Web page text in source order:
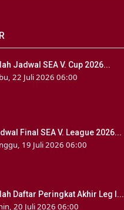
Jadwal SEA V. Cup 2026...
22 Juli 2026 06:00
Final SEA V. League 2026...
19 Juli 2026 06:00
Daftar Peringkat Akhir Leg I...
20 Juli 2026 06:00